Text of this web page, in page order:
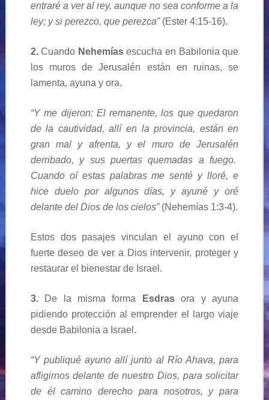
entraré a ver al rey, aunque no sea conforme a la
ley; y si perezco, que perezca” (Ester 4:15-16).
2.Cuando Nehemíasescucha en Babilonia que
los muros de Jerusalén están en ruinas, se
lamenta, ayuna y ora.
“Y me dijeron: El remanente, los que quedaron
de la cautividad, allí en la provincia, están en
gran mal y afrenta, y el muro de Jerusalén
derribado, y sus puertas quemadas a fuego.
Cuando oí estas palabras me senté y lloré, e
hice duelo por algunos días, y ayuné y oré
delante del Dios de los cielos” (Nehemías 1:3-4).
Estos dos pasajes vinculan el ayuno con el
fuerte deseo de ver a Dios intervenir, proteger y
restaurar el bienestar de Israel.
3.De la misma forma Esdrasora y ayuna
pidiendo protección al emprender el largo viaje
desde Babilonia a Israel.
“Y publiqué ayuno allí junto al Río Ahava, para
afligirnos delante de nuestro Dios, para solicitar
de él camino derecho para nosotros, y para